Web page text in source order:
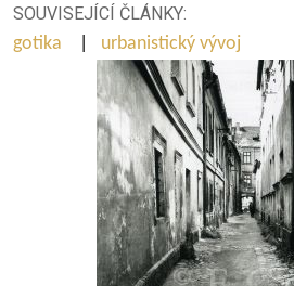
SOUVISEJÍCÍ ČLÁNKY:
gotika
urbanistický vývoj